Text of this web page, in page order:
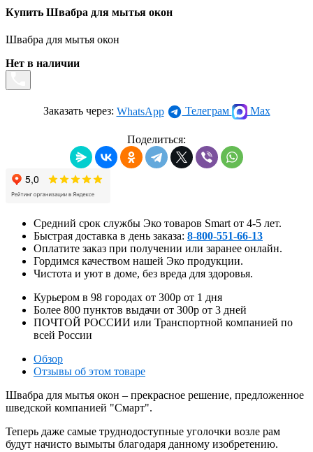
Купить Швабра для мытья окон
Швабра для мытья окон
Нет в наличии
Заказать через: WhatsApp Телеграм Max
Поделиться:
Средний срок службы Эко товаров Smart от 4-5 лет.
Быстрая доставка в день заказа: 8-800-551-66-13
Оплатите заказ при получении или заранее онлайн.
Гордимся качеством нашей Эко продукции.
Чистота и уют в доме, без вреда для здоровья.
Курьером в 98 городах от 300р от 1 дня
Более 800 пунктов выдачи от 300р от 3 дней
ПОЧТОЙ РОССИИ или Транспортной компанией по
всей России
Обзор
Отзывы об этом товаре
Швабра для мытья окон – прекрасное решение, предложенное
шведской компанией "Смарт".
Теперь даже самые труднодоступные уголочки возле рам
будут начисто вымыты благодаря данному изобретению.